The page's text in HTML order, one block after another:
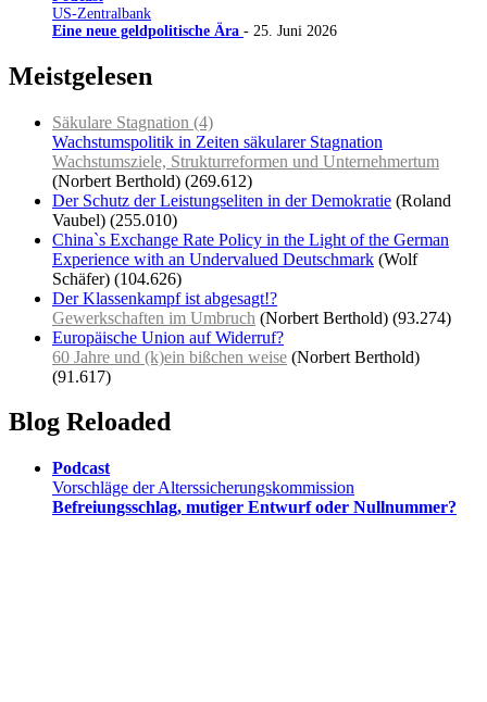
US-Zentralbank
Eine neue geldpolitische Ära - 25. Juni 2026
Meistgelesen
Säkulare Stagnation (4)
Wachstumspolitik in Zeiten säkularer Stagnation
Wachstumsziele, Strukturreformen und Unternehmertum
(Norbert Berthold) (269.612)
Der Schutz der Leistungseliten in der Demokratie (Roland
Vaubel) (255.010)
China`s Exchange Rate Policy in the Light of the German
Experience with an Undervalued Deutschmark (Wolf
Schäfer) (104.626)
Der Klassenkampf ist abgesagt!?
Gewerkschaften im Umbruch (Norbert Berthold) (93.274)
Europäische Union auf Widerruf?
60 Jahre und (k)ein bißchen weise (Norbert Berthold)
(91.617)
Blog Reloaded
Podcast
Vorschläge der Alterssicherungskommission
Befreiungsschlag, mutiger Entwurf oder Nullnummer?